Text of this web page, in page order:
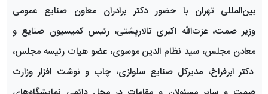
بین‌المللی تهران با حضور دکتر برادران معاون صنایع عمومی
وزیر صمت، عزت‌الله اکبری تالارپشتی، رئیس کمیسیون صنایع و
معادن مجلس، سید نظام الدین موسوی، عضو هیات رئیسه مجلس،
دکتر ابرفراخ، مدیرکل صنایع سلولزی، چاپ و نوشت افزار وزارت